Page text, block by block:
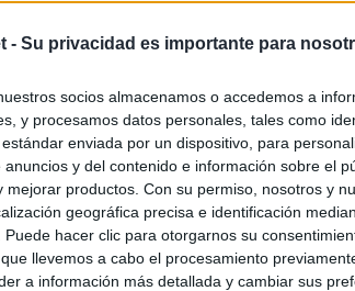
- Su privacidad es importante para
socios almacenamos o accedemos a
y procesamos datos personales, tales como
enviada por un dispositivo, para
anuncios y del contenido e información sobre el
mejorar productos. Con su permiso, nosotros y
geográfica precisa e identificación
Puede hacer clic para otorgarnos su
llevemos a cabo el procesamiento
a información más detallada y cambiar sus